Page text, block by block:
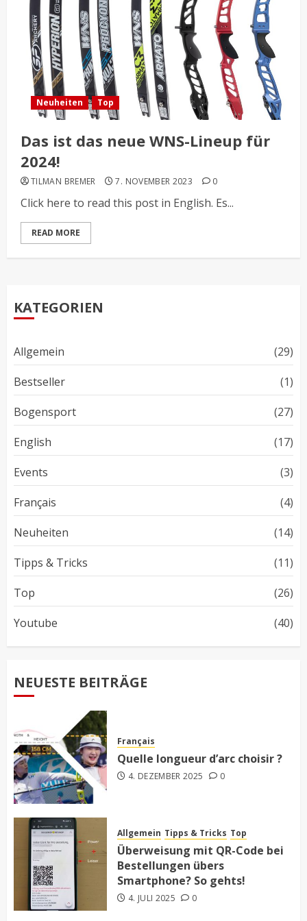
Neuheiten Top
Das ist das neue WNS-Lineup für
2024!
TILMAN BREMER 7. NOVEMBER 2023 0
Click here to read this post in English. Es...
READ MORE
KATEGORIEN
Allgemein
(29)
Bestseller
(1)
Bogensport
(27)
English
(17)
Events
(3)
Français
(4)
Neuheiten
(14)
Tipps & Tricks
(11)
Top
(26)
Youtube
(40)
NEUESTE BEITRÄGE
Français
Quelle longueur d’arc choisir ?
4. DEZEMBER 2025 0
Allgemein Tipps & Tricks Top
Überweisung mit QR-Code bei
Bestellungen übers
Smartphone? So gehts!
4. JULI 2025 0